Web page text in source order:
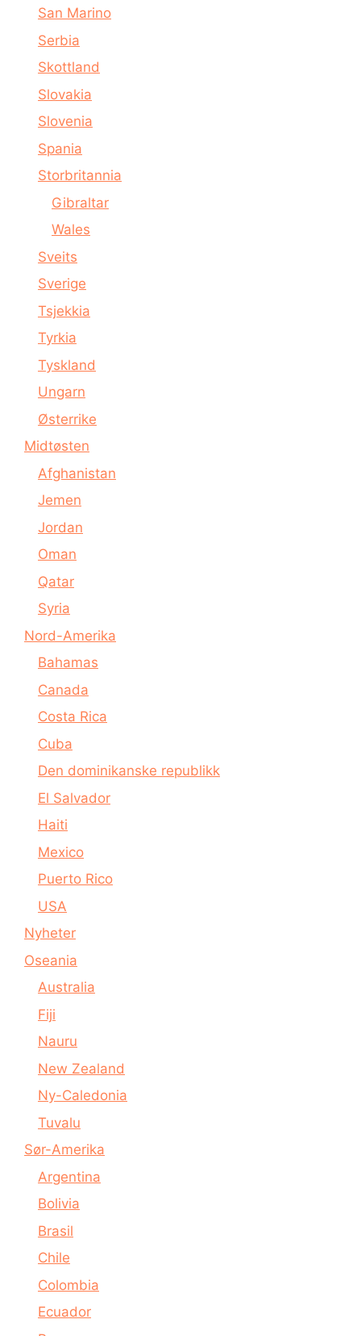
San Marino
Serbia
Skottland
Slovakia
Slovenia
Spania
Storbritannia
Gibraltar
Wales
Sveits
Sverige
Tsjekkia
Tyrkia
Tyskland
Ungarn
Østerrike
Midtøsten
Afghanistan
Jemen
Jordan
Oman
Qatar
Syria
Nord-Amerika
Bahamas
Canada
Costa Rica
Cuba
Den dominikanske republikk
El Salvador
Haiti
Mexico
Puerto Rico
USA
Nyheter
Oseania
Australia
Fiji
Nauru
New Zealand
Ny-Caledonia
Tuvalu
Sør-Amerika
Argentina
Bolivia
Brasil
Chile
Colombia
Ecuador